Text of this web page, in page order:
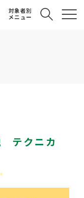
対象者別
メニュー
テクニカ